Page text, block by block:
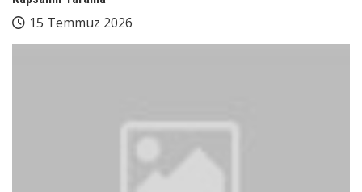
15 Temmuz 2026